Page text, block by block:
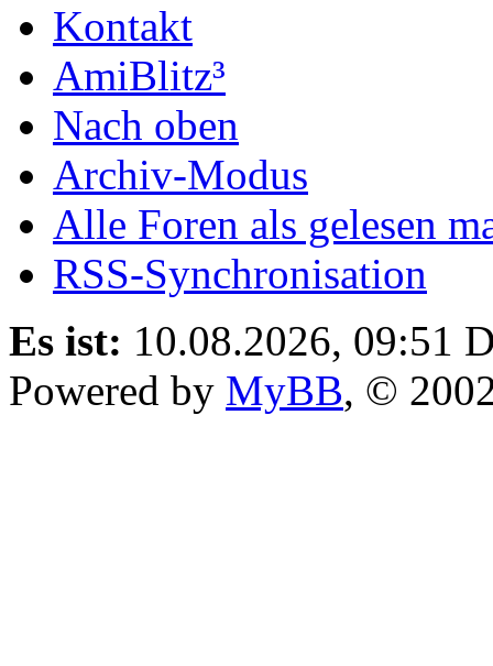
Kontakt
AmiBlitz³
Nach oben
Archiv-Modus
Alle Foren als gelesen
RSS-Synchronisation
Es ist: 10.08.2026, 09:51
Powered by MyBB, ©